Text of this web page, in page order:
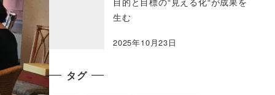
生む
2025年10月23日
タグ